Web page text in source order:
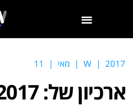
W | 2017
| מאי |
11
ארכיון של: